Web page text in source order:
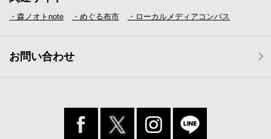
・森ノオトnote ・めぐる布市 ・ローカルメディア コンパス
お問い合わせ